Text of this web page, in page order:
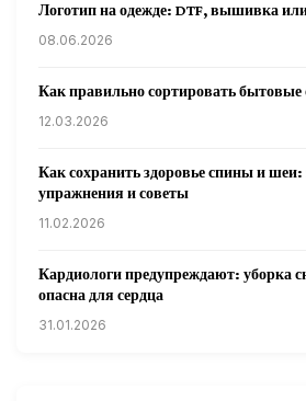
Логотип на одежде: DTF, вышивка
08.06.2026
Как правильно сортировать бытовые
12.03.2026
Как сохранить здоровье спины и
упражнения и советы
11.02.2026
Кардиологи предупреждают: уборка
опасна для сердца
31.01.2026